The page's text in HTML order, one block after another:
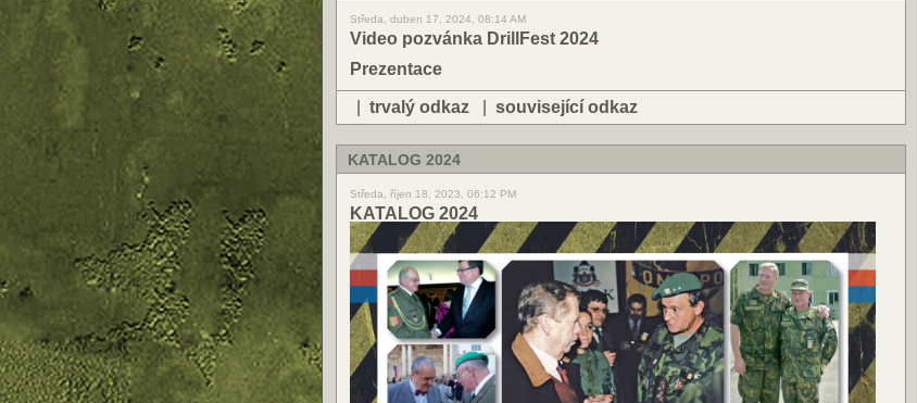
Středa, duben 17, 2024, 08:14 AM
Video pozvánka DrillFest 2024
Prezentace
trvalý odkaz související odkaz
KATALOG 2024
Středa, říjen 18, 2023, 06:12 PM
KATALOG 2024